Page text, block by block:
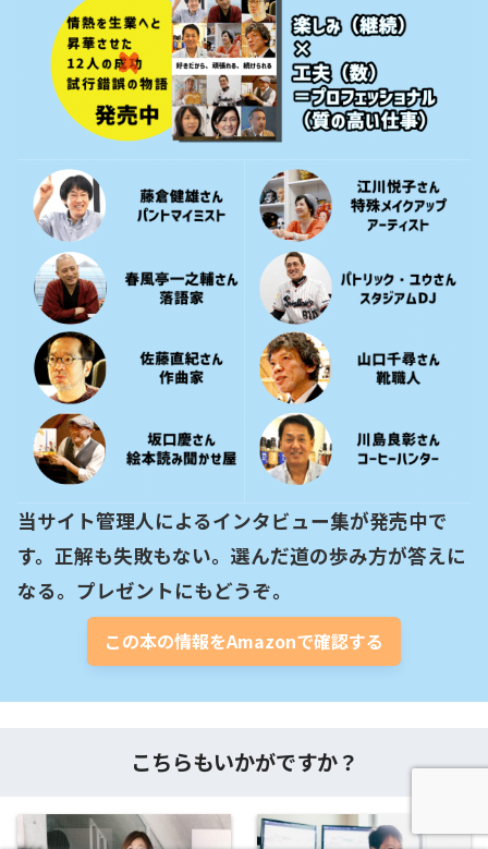
当サイト管理人によるインタビュー集が発売中で
す。正解も失敗もない。選んだ道の歩み方が答えに
なる。プレゼントにもどうぞ。
この本の情報をAmazonで確認する
こちらもいかがですか？